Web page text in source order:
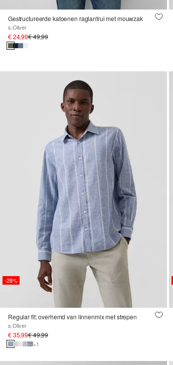
Gestructureerde katoenen raglantrui met mouwzak
s.Oliver
€ 24,99€ 49,99
-28%
Regular fit: overhemd van linnenmix met strepen
s.Oliver
€ 35,99€ 49,99
+1